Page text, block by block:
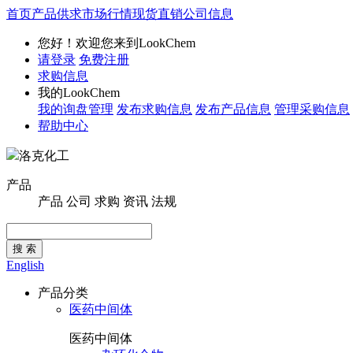
首页产品供求市场行情现货直销公司信息
您好！欢迎您来到LookChem
请登录 免费注册
求购信息
我的LookChem
我的询盘管理 发布求购信息 发布产品信息 管理采购信息
帮助中心
洛克化工
产品
产品 公司 求购 资讯 法规
搜 索
English
产品分类
医药中间体
医药中间体